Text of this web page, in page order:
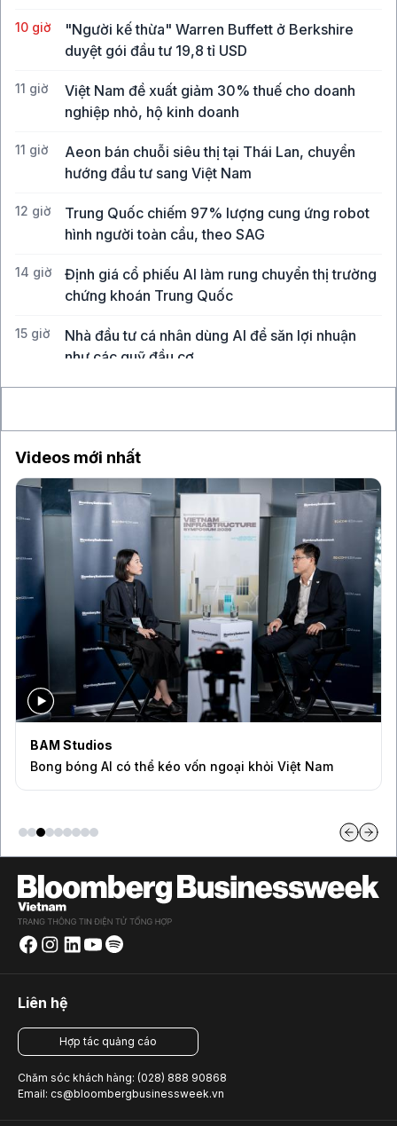
10 giờ
"Người kế thừa" Warren Buffett ở Berkshire
duyệt gói đầu tư 19,8 tỉ USD
11 giờ
Việt Nam đề xuất giảm 30% thuế cho doanh
nghiệp nhỏ, hộ kinh doanh
11 giờ
Aeon bán chuỗi siêu thị tại Thái Lan, chuyển
hướng đầu tư sang Việt Nam
12 giờ
Trung Quốc chiếm 97% lượng cung ứng robot
hình người toàn cầu, theo SAG
14 giờ
Định giá cổ phiếu AI làm rung chuyển thị trường
chứng khoán Trung Quốc
15 giờ
Nhà đầu tư cá nhân dùng AI để săn lợi nhuận
như các quỹ đầu cơ
Videos mới nhất
BAM Studios
Bong bóng AI có thể kéo vốn ngoại khỏi Việt Nam
Liên hệ
Hợp tác quảng cáo
Chăm sóc khách hàng: (028) 888 90868
Email: cs@bloombergbusinessweek.vn